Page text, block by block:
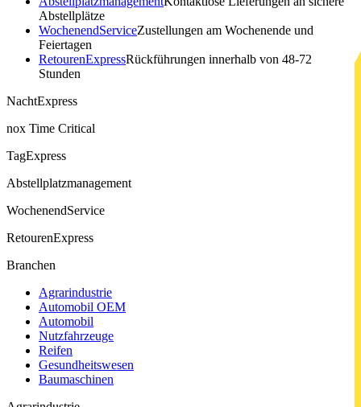
Abstellplätze
Wochenend­ServiceZustellungen am Wochenende und
Feiertagen
Retouren­ExpressRückführungen innerhalb von 48-72
Stunden
NachtExpress
nox Time Critical
TagExpress
Abstell­platz­manage­ment
Wochenend­Service
Retouren­Express
Branchen
Agrarindustrie
Automobil OEM
Automobil
Nutzfahrzeuge
Reifen
Gesund­heits­wesen
Baumaschinen